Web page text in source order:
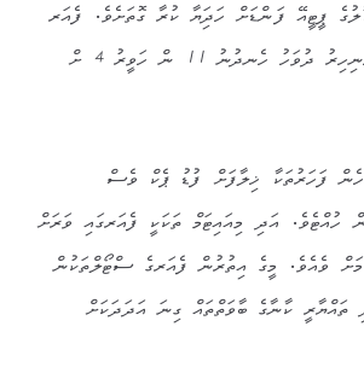
ޕީޓީއޭ ފަންޑަށް ހަދަިޔާ ކުރާ ގޮތަށެވެ. ފެއަރ
ކުރިޔަށް ގެންދެވުނީ ހޮނިހިރު ދުވަހު ހެނދުނު 11 ން ހަވީރު 4 ށް
ފަހަރުތަކާ ޚިލާފަށް ފުޑު ޕެކް ވެސް
ހުއްޓެވެ. އަދި މިއައިޓަމް ތަކަކީ ފެއަރގައި ވަރަށް
ވެއެވެ. މީގެ އިތުރުން ފެއަރގެ ސްޓޯލްތަކުން
ތައްޔާރީ ކާނާގެ ބާވަތްތައް ގިނަ އަދަދަކަށް